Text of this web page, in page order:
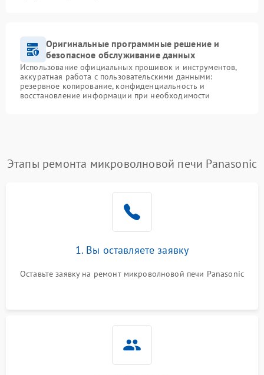
Оригинальные программные решение и
безопасное обслуживание данных
Использование официальных прошивок и инструментов,
аккуратная работа с пользовательскими данными:
резервное копирование, конфиденциальность и
восстановление информации при необходимости
Этапы ремонта микроволновой печи Panasonic
1. Вы оставляете заявку
Оставьте заявку на ремонт микроволновой печи Panasonic